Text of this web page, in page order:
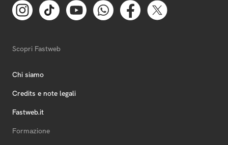
Scopri Fastweb
Chi siamo
Credits e note legali
Fastweb.it
Formazione